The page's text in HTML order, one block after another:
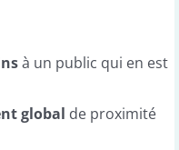
à un public qui en est
global de proximité